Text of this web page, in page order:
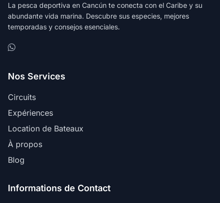
La pesca deportiva en Cancún te conecta con el Caribe y su
abundante vida marina. Descubre sus especies, mejores
temporadas y consejos esenciales.
Nos Services
Circuits
Expériences
Location de Bateaux
À propos
Blog
Informations de Contact